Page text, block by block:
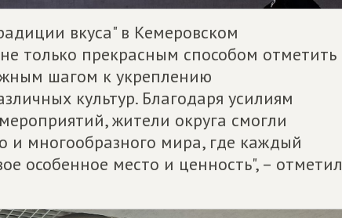
вкуса" в Кемеровском
только прекрасным способом отметить
шагом к укреплению
культур. Благодаря усилиям
жители округа смогли
и многообразного мира, где каждый
особенное место и ценность", – отметил